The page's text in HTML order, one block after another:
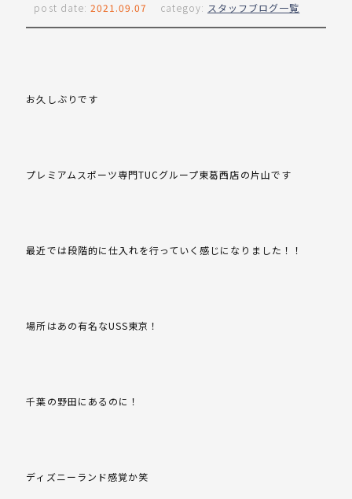
post date: 2021.09.07 categoy: スタッフブログ一覧
お久しぶりです
プレミアムスポーツ専門TUCグループ東葛西店の片山です
最近では段階的に仕入れを行っていく感じになりました！！
場所はあの有名なUSS東京！
千葉の野田にあるのに！
ディズニーランド感覚か笑